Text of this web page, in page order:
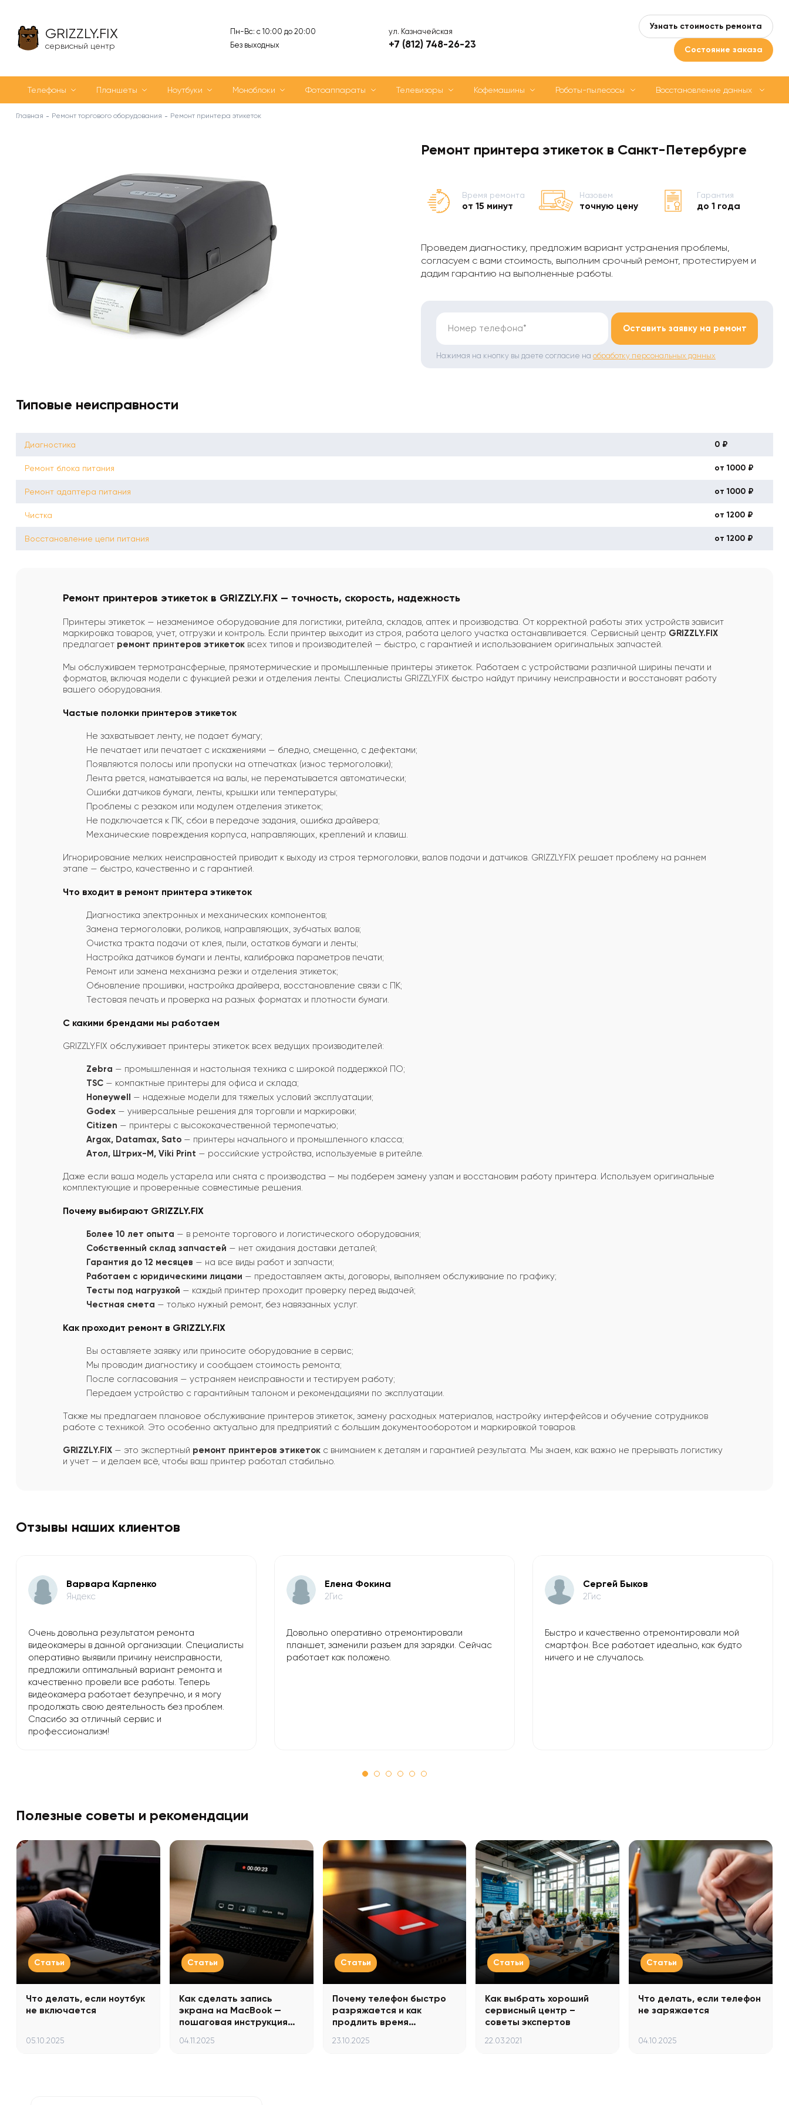
GRIZZLY.FIX
сервисный центр
Пн-Вс: с 10:00 до 20:00
Без выходных
ул. Казначейская
+7 (812) 748-26-23
Узнать стоимость ремонта
Состояние заказа
Телефоны Планшеты Ноутбуки Моноблоки Фотоаппараты Телевизоры Кофемашины Роботы-пылесосы Восстановление данных
Главная Ремонт торгового оборудования Ремонт принтера этикеток
Ремонт принтера этикеток в Санкт-Петербурге
Время ремонта
от 15 минут
Назовем
точную цену
Гарантия
до 1 года
Проведем диагностику, предложим вариант устранения проблемы,
согласуем с вами стоимость, выполним срочный ремонт, протестируем и
дадим гарантию на выполненные работы.
Номер телефона* Оставить заявку на ремонт
Нажимая на кнопку вы даете согласие на обработку персональных данных
Типовые неисправности
Диагностика 0 ₽
Ремонт блока питания от 1000 ₽
Ремонт адаптера питания от 1000 ₽
Чистка от 1200 ₽
Восстановление цепи питания от 1200 ₽
Ремонт принтеров этикеток в GRIZZLY.FIX — точность, скорость, надежность
Принтеры этикеток — незаменимое оборудование для логистики, ритейла, складов, аптек и производства. От корректной работы этих устройств зависит
маркировка товаров, учет, отгрузки и контроль. Если принтер выходит из строя, работа целого участка останавливается. Сервисный центр GRIZZLY.FIX
предлагает ремонт принтеров этикеток всех типов и производителей — быстро, с гарантией и использованием оригинальных запчастей.
Мы обслуживаем термотрансферные, прямотермические и промышленные принтеры этикеток. Работаем с устройствами различной ширины печати и
форматов, включая модели с функцией резки и отделения ленты. Специалисты GRIZZLY.FIX быстро найдут причину неисправности и восстановят работу
вашего оборудования.
Частые поломки принтеров этикеток
Не захватывает ленту, не подает бумагу;
Не печатает или печатает с искажениями — бледно, смещенно, с дефектами;
Появляются полосы или пропуски на отпечатках (износ термоголовки);
Лента рвется, наматывается на валы, не перематывается автоматически;
Ошибки датчиков бумаги, ленты, крышки или температуры;
Проблемы с резаком или модулем отделения этикеток;
Не подключается к ПК, сбои в передаче задания, ошибка драйвера;
Механические повреждения корпуса, направляющих, креплений и клавиш.
Игнорирование мелких неисправностей приводит к выходу из строя термоголовки, валов подачи и датчиков. GRIZZLY.FIX решает проблему на раннем
этапе — быстро, качественно и с гарантией.
Что входит в ремонт принтера этикеток
Диагностика электронных и механических компонентов;
Замена термоголовки, роликов, направляющих, зубчатых валов;
Очистка тракта подачи от клея, пыли, остатков бумаги и ленты;
Настройка датчиков бумаги и ленты, калибровка параметров печати;
Ремонт или замена механизма резки и отделения этикеток;
Обновление прошивки, настройка драйвера, восстановление связи с ПК;
Тестовая печать и проверка на разных форматах и плотности бумаги.
С какими брендами мы работаем
GRIZZLY.FIX обслуживает принтеры этикеток всех ведущих производителей:
Zebra — промышленная и настольная техника с широкой поддержкой ПО;
TSC — компактные принтеры для офиса и склада;
Honeywell — надежные модели для тяжелых условий эксплуатации;
Godex — универсальные решения для торговли и маркировки;
Citizen — принтеры с высококачественной термопечатью;
Argox, Datamax, Sato — принтеры начального и промышленного класса;
Атол, Штрих-М, Viki Print — российские устройства, используемые в ритейле.
Даже если ваша модель устарела или снята с производства — мы подберем замену узлам и восстановим работу принтера. Используем оригинальные
комплектующие и проверенные совместимые решения.
Почему выбирают GRIZZLY.FIX
Более 10 лет опыта — в ремонте торгового и логистического оборудования;
Собственный склад запчастей — нет ожидания доставки деталей;
Гарантия до 12 месяцев — на все виды работ и запчасти;
Работаем с юридическими лицами — предоставляем акты, договоры, выполняем обслуживание по графику;
Тесты под нагрузкой — каждый принтер проходит проверку перед выдачей;
Честная смета — только нужный ремонт, без навязанных услуг.
Как проходит ремонт в GRIZZLY.FIX
Вы оставляете заявку или приносите оборудование в сервис;
Мы проводим диагностику и сообщаем стоимость ремонта;
После согласования — устраняем неисправности и тестируем работу;
Передаем устройство с гарантийным талоном и рекомендациями по эксплуатации.
Также мы предлагаем плановое обслуживание принтеров этикеток, замену расходных материалов, настройку интерфейсов и обучение сотрудников
работе с техникой. Это особенно актуально для предприятий с большим документооборотом и маркировкой товаров.
GRIZZLY.FIX — это экспертный ремонт принтеров этикеток с вниманием к деталям и гарантией результата. Мы знаем, как важно не прерывать логистику
и учет — и делаем всё, чтобы ваш принтер работал стабильно.
Отзывы наших клиентов
Варвара Карпенко
Яндекс
Очень довольна результатом ремонта
видеокамеры в данной организации. Специалисты
оперативно выявили причину неисправности,
предложили оптимальный вариант ремонта и
качественно провели все работы. Теперь
видеокамера работает безупречно, и я могу
продолжать свою деятельность без проблем.
Спасибо за отличный сервис и
профессионализм!
Елена Фокина
2Гис
Довольно оперативно отремонтировали
планшет, заменили разъем для зарядки. Сейчас
работает как положено.
​Сергей Быков
2Гис
Быстро и качественно отремонтировали мой
смартфон. Все работает идеально, как будто
ничего и не случалось.
Полезные советы и рекомендации
Статьи
Что делать, если ноутбук
не включается
05.10.2025
Статьи
Как сделать запись
экрана на MacBook —
пошаговая инструкция…
04.11.2025
Статьи
Почему телефон быстро
разряжается и как
продлить время…
23.10.2025
Статьи
Как выбрать хороший
сервисный центр –
советы экспертов
22.03.2021
Статьи
Что делать, если телефон
не заряжается
04.10.2025